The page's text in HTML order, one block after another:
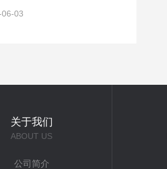
03
关于我们
ABOUT US
公司简介